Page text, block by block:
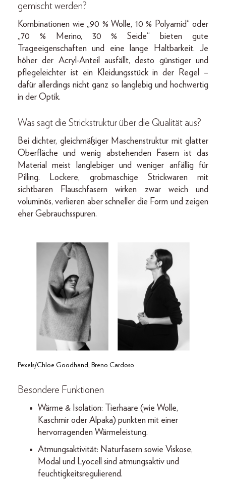
gemischt werden?
Kombinationen wie „90 % Wolle, 10 % Polyamid“ oder
„70 % Merino, 30 % Seide“ bieten gute
Trageeigenschaften und eine lange Haltbarkeit. Je
höher der Acryl-Anteil ausfällt, desto günstiger und
pflegeleichter ist ein Kleidungsstück in der Regel –
dafür allerdings nicht ganz so langlebig und hochwertig
in der Optik.
Was sagt die Strickstruktur über die Qualität aus?
Bei dichter, gleichmäßiger Maschenstruktur mit glatter
Oberfläche und wenig abstehenden Fasern ist das
Material meist langlebiger und weniger anfällig für
Pilling. Lockere, grobmaschige Strickwaren mit
sichtbaren Flauschfasern wirken zwar weich und
voluminös, verlieren aber schneller die Form und zeigen
eher Gebrauchsspuren.
Pexels/Chloe Goodhand, Breno Cardoso
Besondere Funktionen
Wärme & Isolation: Tierhaare (wie Wolle,
Kaschmir oder Alpaka) punkten mit einer
hervorragenden Wärmeleistung.
Atmungsaktivität: Naturfasern sowie Viskose,
Modal und Lyocell sind atmungsaktiv und
feuchtigkeitsregulierend.